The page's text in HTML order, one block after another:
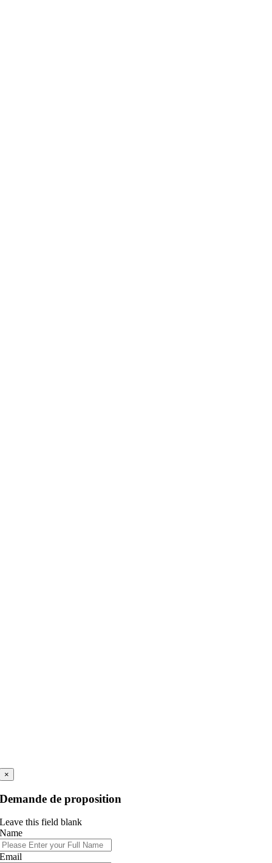
×
Demande de proposition
Leave this field blank
Name
Email